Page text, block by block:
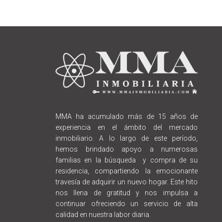
MMA ha acumulado más de 15 años de
experiencia en el ámbito del mercado
inmobiliario. A lo largo de este período,
hemos brindado apoyo a numerosas
familias en la búsqueda y compra de su
residencia, compartiendo la emocionante
travesía de adquirir un nuevo hogar. Este hito
nos llena de gratitud y nos impulsa a
continuar ofreciendo un servicio de alta
calidad en nuestra labor diaria.